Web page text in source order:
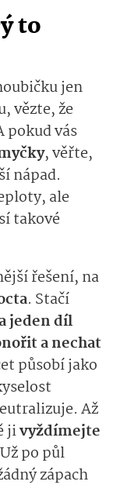
to
jen
vězte, že
pokud vás
, věřte,
nápad.
ale
takové
řešení, na
. Stačí
jeden díl
a nechat
působí jako
Až
jivyždímejte
po půl
zápach